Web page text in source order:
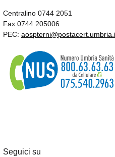
Centralino 0744 2051
Fax 0744 205006
PEC:
Seguici su